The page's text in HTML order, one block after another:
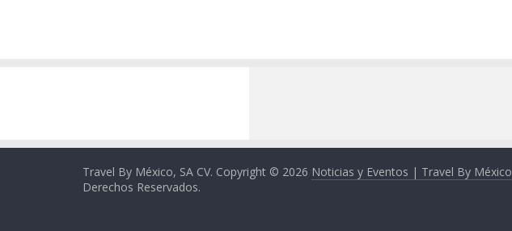
Travel By México, SA CV. Copyright © 2026 Noticias y Eventos | Travel By México
Derechos Reservados.